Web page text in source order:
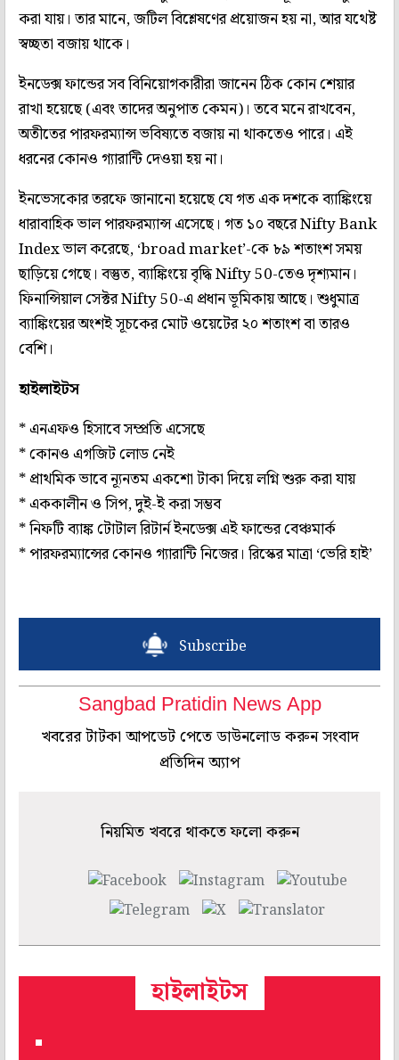
করা যায়। তার মানে, জটিল বিশ্লেষণের প্রয়োজন হয় না, আর যথেষ্ট
স্বচ্ছতা বজায় থাকে।
ইনডেক্স ফান্ডের সব বিনিয়োগকারীরা জানেন ঠিক কোন শেয়ার
রাখা হয়েছে (এবং তাদের অনুপাত কেমন)। তবে মনে রাখবেন,
অতীতের পারফরম্যান্স ভবিষ্যতে বজায় না থাকতেও পারে। এই
ধরনের কোনও গ্যারান্টি দেওয়া হয় না।
ইনভেসকোর তরফে জানানো হয়েছে যে গত এক দশকে ব্যাঙ্কিংয়ে
ধারাবাহিক ভাল পারফরম্যান্স এসেছে। গত ১০ বছরে Nifty Bank
Index ভাল করেছে, ‘broad market’-কে ৮৯ শতাংশ সময়
ছাড়িয়ে গেছে। বস্তুত, ব্যাঙ্কিংয়ে বৃদ্ধি Nifty 50-তেও দৃশ্যমান।
ফিনান্সিয়াল সেক্টর Nifty 50-এ প্রধান ভূমিকায় আছে। শুধুমাত্র
ব্যাঙ্কিংয়ের অংশই সূচকের মোট ওয়েটের ২০ শতাংশ বা তারও
বেশি।
হাইলাইটস
* এনএফও হিসাবে সম্প্রতি এসেছে
* কোনও এগজিট লোড নেই
* প্রাথমিক ভাবে ন্যূনতম একশো টাকা দিয়ে লগ্নি শুরু করা যায়
* এককালীন ও সিপ, দুই-ই করা সম্ভব
* নিফটি ব্যাঙ্ক টোটাল রিটার্ন ইনডেক্স এই ফান্ডের বেঞ্চমার্ক
* পারফরম্যান্সের কোনও গ্যারান্টি নিজের। রিস্কের মাত্রা ‘ভেরি হাই’
Subscribe
Sangbad Pratidin News App
খবরের টাটকা আপডেট পেতে ডাউনলোড করুন সংবাদ
প্রতিদিন অ্যাপ
নিয়মিত খবরে থাকতে ফলো করুন
হাইলাইটস